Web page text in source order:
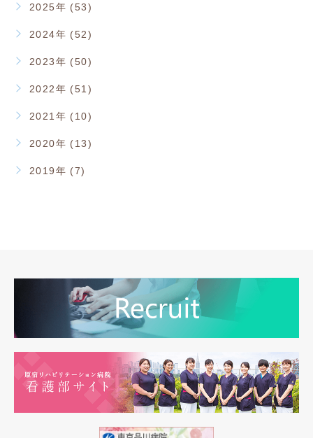
2025年 (53)
2024年 (52)
2023年 (50)
2022年 (51)
2021年 (10)
2020年 (13)
2019年 (7)